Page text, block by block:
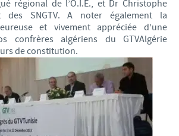
régional de l’O.I.E., et Dr Christophe
des SNGTV. A noter également la
et vivement appréciée d’une
confrères algériens du GTVAlgérie
de constitution.